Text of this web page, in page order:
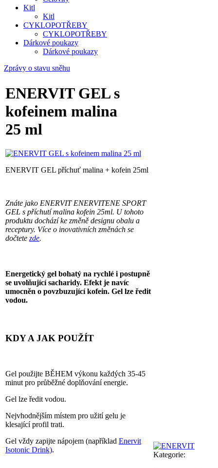
Kitl
Kitl
CYKLOPOTŘEBY
CYKLOPOTŘEBY
Dárkové poukazy
Dárkové poukazy
Zprávy o stavu sněhu
ENERVIT GEL s
kofeinem malina
25 ml
ENERVIT GEL příchuť malina + kofein 25ml
Znáte jako ENERVIT ENERVITENE SPORT
GEL s příchutí malina kofein 25ml. U tohoto
produktu dochází ke změně designu obalu a
receptury. Více o inovativních změnách se
dočtete zde.
Energetický gel bohatý na rychlé i postupně
se uvolňující sacharidy. Efekt je navíc
umocněn o povzbuzující kofein. Gel lze ředit
vodou.
KDY A JAK POUŽÍT
Gel použijte BĚHEM výkonu každých 35-45
minut pro průběžné doplňování energie.
Gel lze ředit vodou.
Nejvhodnějším místem pro užití gelu je
klesající profil trati.
Gel vždy zapijte nápojem (například Enervit
Isotonic Drink).
Kategorie: